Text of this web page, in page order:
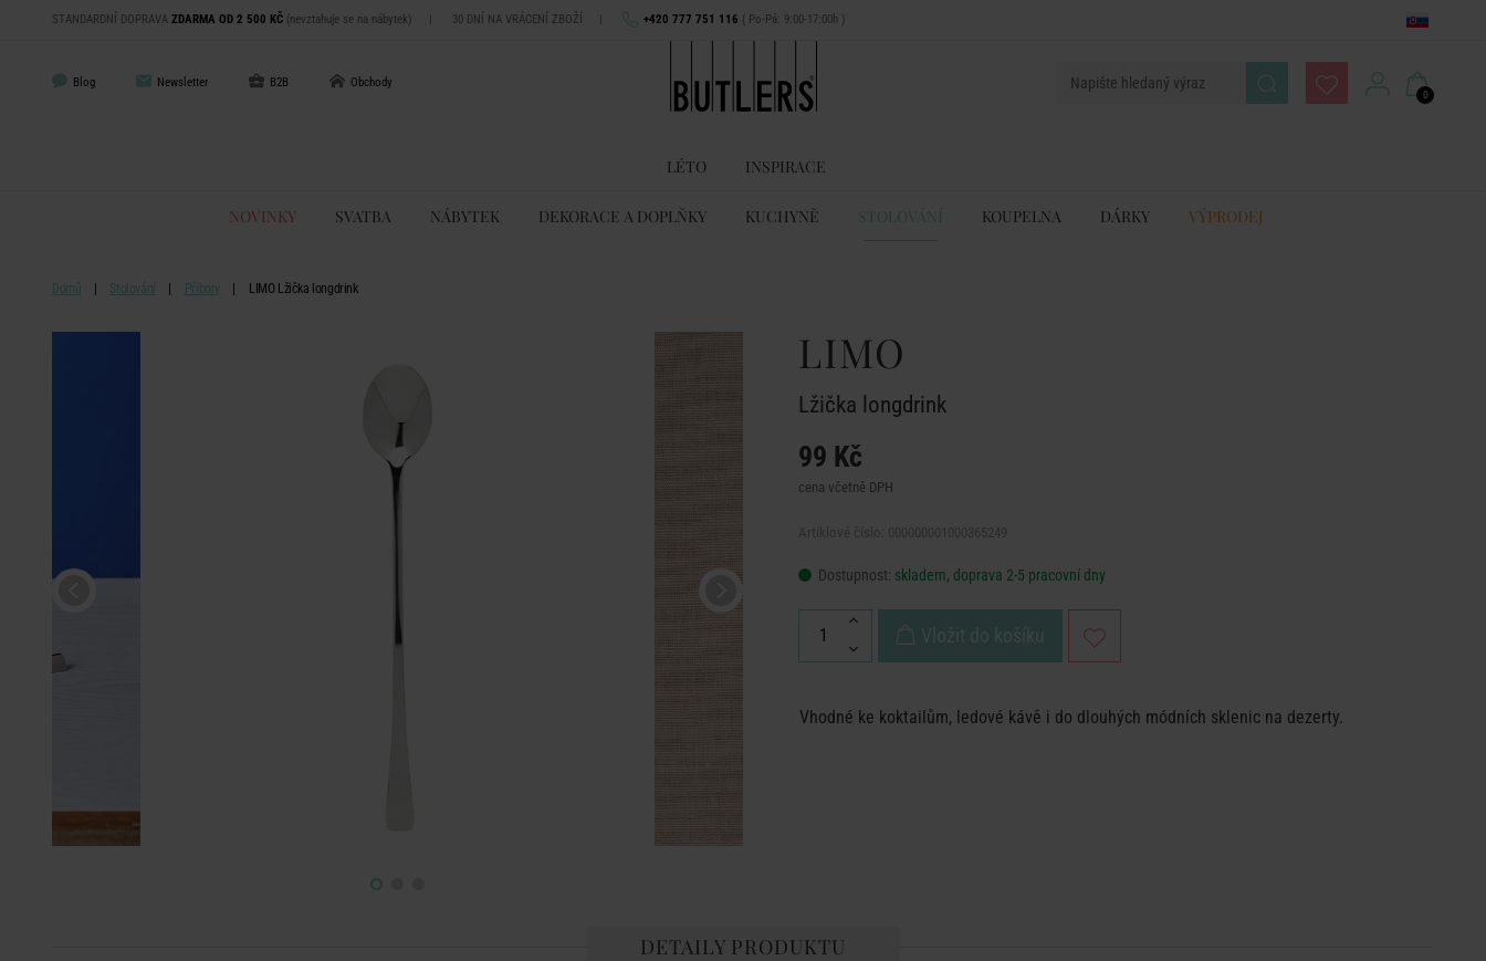
STANDARDNÍ DOPRAVA ZDARMA OD 2 500 KČ (nevztahuje se na nábytek) | 30 DNÍ NA VRÁCENÍ ZBOŽÍ | +420 777 751 116 ( Po-Pá: 9:00-17:00h )
Blog Newsletter B2B Obchody
0
LÉTO INSPIRACE
NOVINKY SVATBA NÁBYTEK DEKORACE A DOPLŇKY KUCHYNĚ STOLOVÁNÍ KOUPELNA DÁRKY VÝPRODEJ
Domů Stolování Příbory LIMO Lžička longdrink
LIMO
Lžička longdrink
99 Kč
cena včetně DPH
Dostupnost: skladem, doprava 2-5 pracovní dny
Vložit do košíku
Vhodné ke koktailům, ledové kávě i do dlouhých módních sklenic na dezerty.
DETAILY PRODUKTU